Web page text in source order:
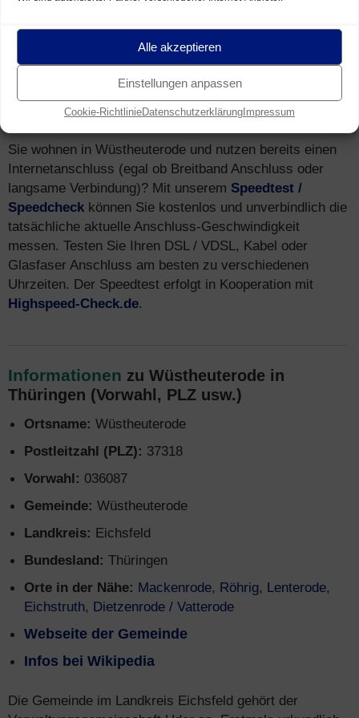
Alle akzeptieren
Einstellungen anpassen
Cookie-RichtlinieDatenschutzerklärung Impressum
(4G)undHSPA (3G).
Speedtestfür Breitband Anschluss in
Wüstheuterode (Speedcheck)
Sie wohnen in Wüstheuterode und nutzen bereits einen
Internetanschluss (egal ob Breitband Anschluss oder
langsame Verbindung)? Mit unserem Speedtest /
Speedcheck können Sie kostenlos und unverbindlich die
tatsächliche aktuelle Anschluss-Geschwindigkeit
messen. Testen Sie Ihren DSL / VDSL, Kabel oder
Glasfaser Anschluss am besten zu verschiedenen
Uhrzeiten. Der Speedtest erfolgt in Kooperation mit
Highspeed-Check.de.
Informationen zu Wüstheuterode in
Thüringen (Vorwahl, PLZ usw.)
Ortsname: Wüstheuterode
Postleitzahl (PLZ): 37318
Vorwahl: 036087
Gemeinde: Wüstheuterode
Landkreis: Eichsfeld
Bundesland: Thüringen
Orte in der Nähe: Mackenrode, Röhrig, Lenterode,
Eichstruth, Dietzenrode / Vatterode
Webseite der Gemeinde
Infos bei Wikipedia
Die Gemeinde im Landkreis Eichsfeld gehört der